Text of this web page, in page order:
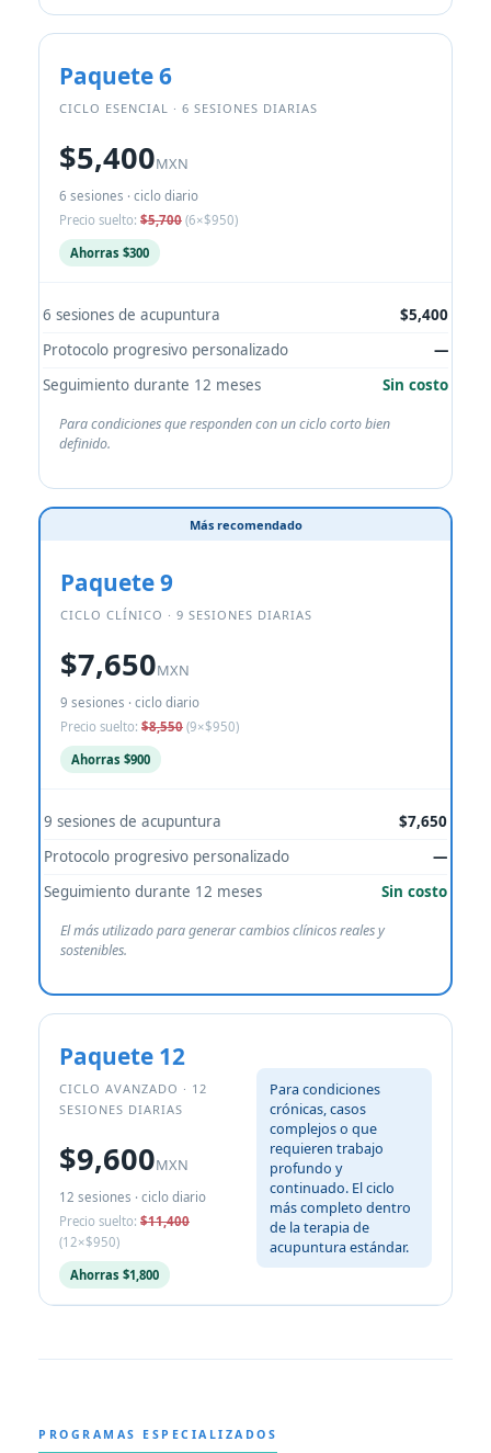
Paquete 6
CICLO ESENCIAL · 6 SESIONES DIARIAS
$5,400MXN
6 sesiones · ciclo diario
Precio suelto: $5,700 (6×$950)
Ahorras $300
6 sesiones de acupuntura
$5,400
Protocolo progresivo personalizado
—
Seguimiento durante 12 meses
Sin costo
Para condiciones que responden con un ciclo corto bien
definido.
Más recomendado
Paquete 9
CICLO CLÍNICO · 9 SESIONES DIARIAS
$7,650MXN
9 sesiones · ciclo diario
Precio suelto: $8,550 (9×$950)
Ahorras $900
9 sesiones de acupuntura
$7,650
Protocolo progresivo personalizado
—
Seguimiento durante 12 meses
Sin costo
El más utilizado para generar cambios clínicos reales y
sostenibles.
Paquete 12
CICLO AVANZADO · 12
SESIONES DIARIAS
$9,600MXN
12 sesiones · ciclo diario
Precio suelto: $11,400
(12×$950)
Ahorras $1,800
Para condiciones
crónicas, casos
complejos o que
requieren trabajo
profundo y
continuado. El ciclo
más completo dentro
de la terapia de
acupuntura estándar.
PROGRAMAS ESPECIALIZADOS